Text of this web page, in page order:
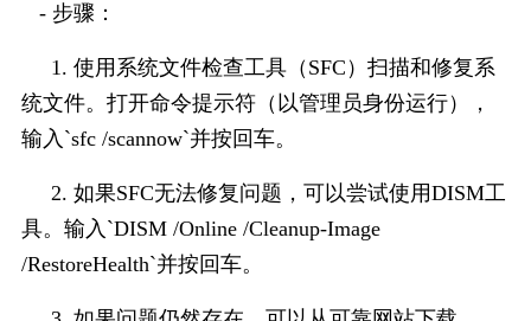
- 步骤：
1. 使用系统文件检查工具（SFC）扫描和修复系
统文件。打开命令提示符（以管理员身份运行），
输入`sfc /scannow`并按回车。
2. 如果SFC无法修复问题，可以尝试使用DISM工
具。输入`DISM /Online /Cleanup-Image
/RestoreHealth`并按回车。